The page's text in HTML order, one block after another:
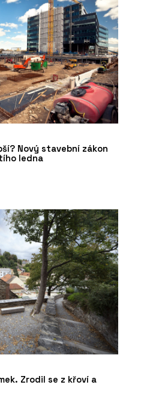
Nový stavební zákon
ledna
Zrodil se z křoví a